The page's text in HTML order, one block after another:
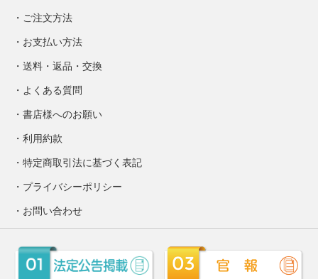
ご注文方法
お支払い方法
送料・返品・交換
よくある質問
書店様へのお願い
利用約款
特定商取引法に基づく表記
プライバシーポリシー
お問い合わせ